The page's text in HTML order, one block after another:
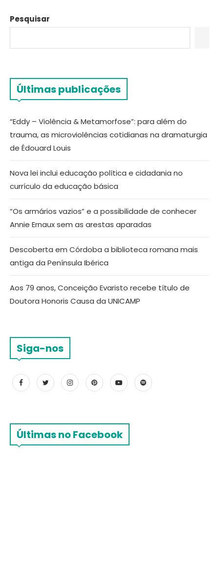
Pesquisar
Últimas publicações
“Eddy – Violência & Metamorfose”: para além do
trauma, as microviolências cotidianas na dramaturgia
de Édouard Louis
Nova lei inclui educação política e cidadania no
currículo da educação básica
“Os armários vazios” e a possibilidade de conhecer
Annie Ernaux sem as arestas aparadas
Descoberta em Córdoba a biblioteca romana mais
antiga da Península Ibérica
Aos 79 anos, Conceição Evaristo recebe título de
Doutora Honoris Causa da UNICAMP
Siga-nos
Últimas no Facebook